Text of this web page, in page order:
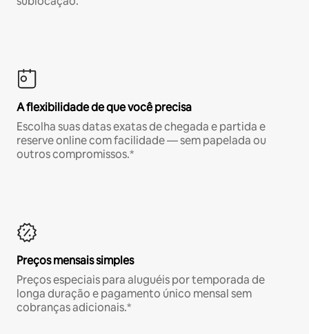
A flexibilidade de que você precisa
Escolha suas datas exatas de chegada e partida e
reserve online com facilidade — sem papelada ou
outros compromissos.*
Preços mensais simples
Preços especiais para aluguéis por temporada de
longa duração e pagamento único mensal sem
cobranças adicionais.*